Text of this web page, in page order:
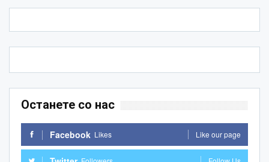
Останете со нас
Facebook Likes Like our page